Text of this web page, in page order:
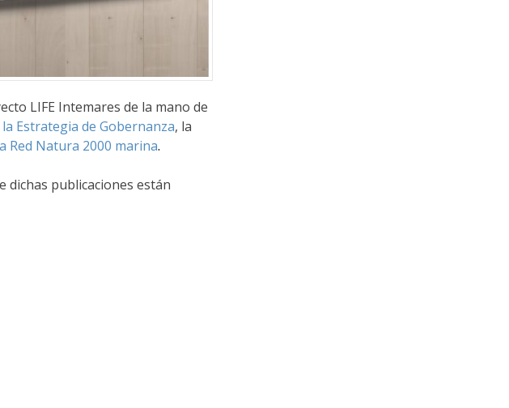
LIFE Intemares de la mano de
Estrategia de Gobernanza, la
Red Natura 2000 marina.
dichas publicaciones están